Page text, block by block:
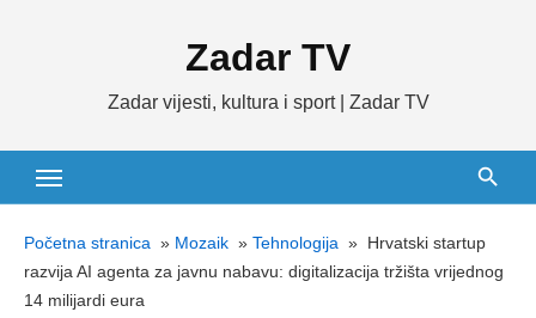
Zadar TV
Zadar vijesti, kultura i sport | Zadar TV
Početna stranica » Mozaik » Tehnologija » Hrvatski startup
razvija AI agenta za javnu nabavu: digitalizacija tržišta vrijednog
14 milijardi eura